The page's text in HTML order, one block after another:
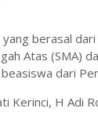
berasal
Atas (SMA)
dari
Kerinci, H Adi